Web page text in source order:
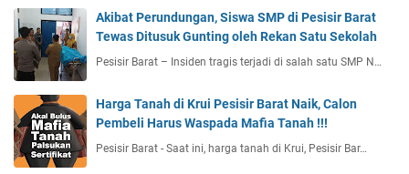
Akibat Perundungan, Siswa SMP di Pesisir Barat
Tewas Ditusuk Gunting oleh Rekan Satu Sekolah
Pesisir Barat – Insiden tragis terjadi di salah satu SMP N…
Harga Tanah di Krui Pesisir Barat Naik, Calon
Pembeli Harus Waspada Mafia Tanah !!!
Pesisir Barat - Saat ini, harga tanah di Krui, Pesisir Bar…